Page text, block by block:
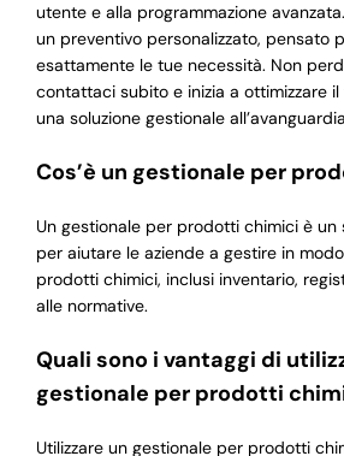
utente e alla programmazione
un preventivo personalizzato, pensato
esattamente le tue necessità. Non
contattaci subito e inizia a ottimizzare
una soluzione gestionale
Cos’è un gestionale per
Un gestionale per prodotti chimici è
per aiutare le aziende a gestire in
prodotti chimici, inclusi inventario,
alle normative.
Quali sono i vantaggi di
gestionale per prodotti
Utilizzare un gestionale per prodotti